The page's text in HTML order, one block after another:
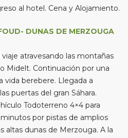
al hotel. Cena y Alojamiento.
DUNAS DE MERZOUGA
atravesando las montañas
Midelt. Continuación por una
vida berebere. Llegada a
puertas del gran Sáhara.
Todoterreno 4×4 para
por pistas de amplios
altas dunas de Merzouga. A la